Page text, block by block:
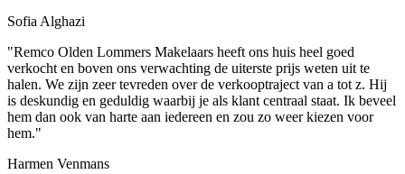
Sofia Alghazi
"Remco Olden Lommers Makelaars heeft ons huis heel goed
verkocht en boven ons verwachting de uiterste prijs weten uit te
halen. We zijn zeer tevreden over de verkooptraject van a tot z. Hij
is deskundig en geduldig waarbij je als klant centraal staat. Ik beveel
hem dan ook van harte aan iedereen en zou zo weer kiezen voor
hem."
Harmen Venmans